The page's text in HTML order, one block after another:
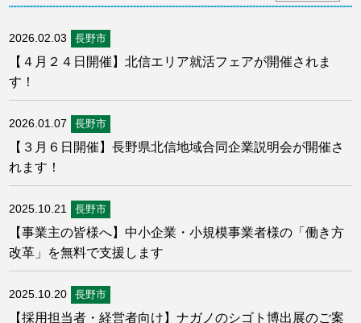
2026.02.03 長野市
【４月２４日開催】北信エリア就活フェアが開催されま
す！
2026.01.07 長野市
【３月６日開催】長野県北信地域合同企業説明会が開催さ
れます！
2025.10.21 長野市
【事業主の皆様へ】中小企業・小規模事業者様の「働き方
改革」を無料で支援します
2025.10.20 長野市
【採用担当者・経営者向け】ナガノのシゴト博出展のご案